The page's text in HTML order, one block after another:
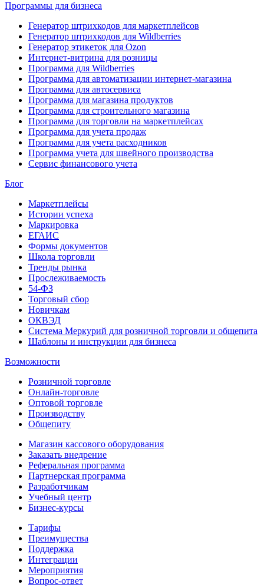
Программы для бизнеса
Генератор штрихкодов для маркетплейсов
Генератор штрихкодов для Wildberries
Генератор этикеток для Ozon
Интернет-витрина для розницы
Программа для Wildberries
Программа для автоматизации интернет-магазина
Программа для автосервиса
Программа для магазина продуктов
Программа для строительного магазина
Программа для торговли на маркетплейсах
Программа для учета продаж
Программа для учета расходников
Программа учета для швейного производства
Сервис финансового учета
Блог
Маркетплейсы
Истории успеха
Маркировка
ЕГАИС
Формы документов
Школа торговли
Тренды рынка
Прослеживаемость
54-ФЗ
Торговый сбор
Новичкам
ОКВЭД
Система Меркурий для розничной торговли и общепита
Шаблоны и инструкции для бизнеса
Возможности
Розничной торговле
Онлайн-торговле
Оптовой торговле
Производству
Общепиту
Магазин кассового оборудования
Заказать внедрение
Реферальная программа
Партнерская программа
Разработчикам
Учебный центр
Бизнес‑курсы
Тарифы
Преимущества
Поддержка
Интеграции
Мероприятия
Вопрос-ответ